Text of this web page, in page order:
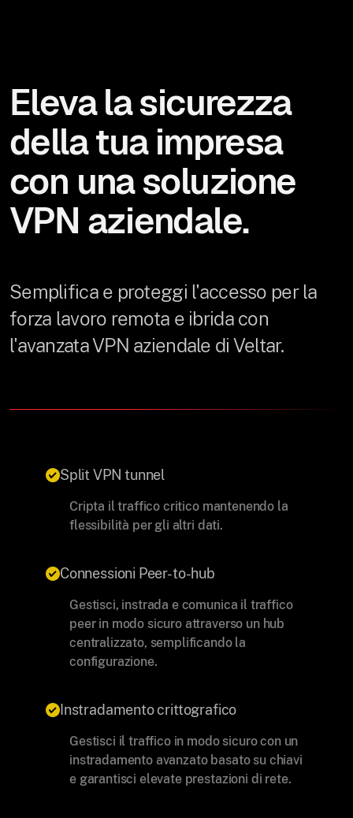
Eleva la sicurezza
della tua impresa
con una soluzione
VPN aziendale.
Semplifica e proteggi l'accesso per la
forza lavoro remota e ibrida con
l'avanzata VPN aziendale di Veltar.
Split VPN tunnel
Cripta il traffico critico mantenendo la
flessibilità per gli altri dati.
Connessioni Peer-to-hub
Gestisci, instrada e comunica il traffico
peer in modo sicuro attraverso un hub
centralizzato, semplificando la
configurazione.
Instradamento crittografico
Gestisci il traffico in modo sicuro con un
instradamento avanzato basato su chiavi
e garantisci elevate prestazioni di rete.